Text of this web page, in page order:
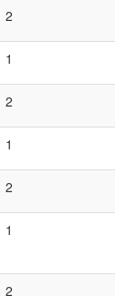
2
1
2
1
2
1
2